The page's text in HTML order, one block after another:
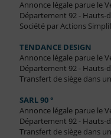
Annonce légale parue le
Département 92 - Hauts-
Société par Actions
TENDANCE DESIGN
Annonce légale parue le
Département 92 - Hauts-
Transfert de siège dans
SARL 90 °
Annonce légale parue le
Département 92 - Hauts-
Transfert de siège dans